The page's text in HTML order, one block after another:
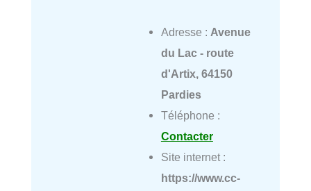
Adresse : Avenue
du Lac - route
d'Artix, 64150
Pardies
Téléphone :
Contacter
Site internet :
https://www.cc-